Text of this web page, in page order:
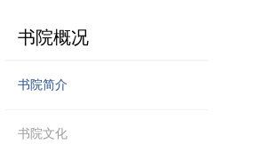
书院概况
书院简介
书院文化